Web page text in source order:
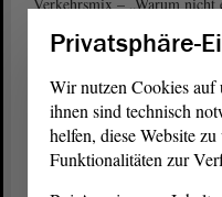
„Schnallen Sie sich an,
geförderten Lastenrädern die
Hendrik Lange (DIE LINKE)
Alternative, insbesondere
Privatsphäre-
Wir nutzen Cookies auf
ihnen sind technisch
helfen, diese Website
Funktionalitäten zur